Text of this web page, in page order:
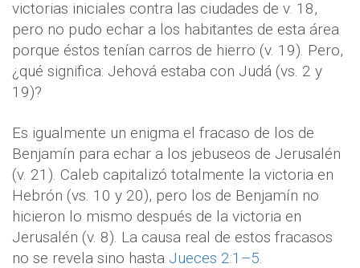
victorias iniciales contra las ciudades de v. 18,
pero no pudo echar a los habitantes de esta área
porque éstos tenían carros de hierro (v. 19). Pero,
¿qué significa: Jehová estaba con Judá (vs. 2 y
19)?
Es igualmente un enigma el fracaso de los de
Benjamín para echar a los jebuseos de Jerusalén
(v. 21). Caleb capitalizó totalmente la victoria en
Hebrón (vs. 10 y 20), pero los de Benjamín no
hicieron lo mismo después de la victoria en
Jerusalén (v. 8). La causa real de estos fracasos
no se revela sino hasta Jueces 2:1–5.